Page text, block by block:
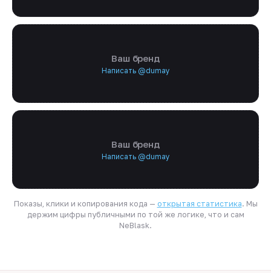
Ваш бренд
Написать @dumay
Ваш бренд
Написать @dumay
Показы, клики и копирования кода — открытая статистика. Мы
держим цифры публичными по той же логике, что и сам
NeBlask.